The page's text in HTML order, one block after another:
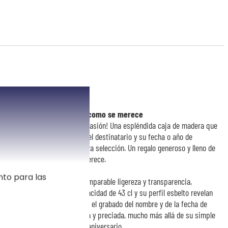
celebrar un cumpleaños como se merece
un regalo a la altura de la ocasión! Una espléndida caja de madera que
grabadas con el nombre del destinatario y su fecha o año de
de vino elegida de nuestra selección. Un regalo generoso y lleno de
con todo el cuidado que merece.
en un cristalino de incomparable ligereza y transparencia,
excepcional. Su capacidad de 43 cl y su perfil esbelto revelan
de cada vino, mientras que el grabado del nombre y de la fecha de
una dimensión íntima y preciada, mucho más allá de su simple
para las